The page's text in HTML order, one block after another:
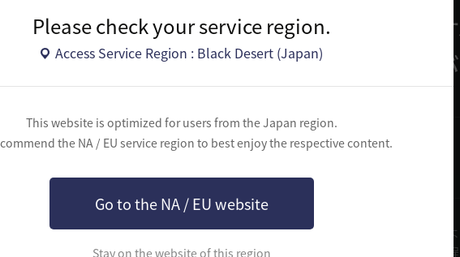
Please check your service region.
Access Service Region : Black Desert (Japan)
This website is optimized for users from the Japan region.
the NA / EU service region to best enjoy the respective content.
Go to the NA / EU website
Stay on the website of this region
神檀樹を威嚇する
私の矢を避けること
覚醒武器
通常の弓よりさらに大きなグランドボウからまるで槍の
る監視者である。想像を絶するほどのグランドボウの射